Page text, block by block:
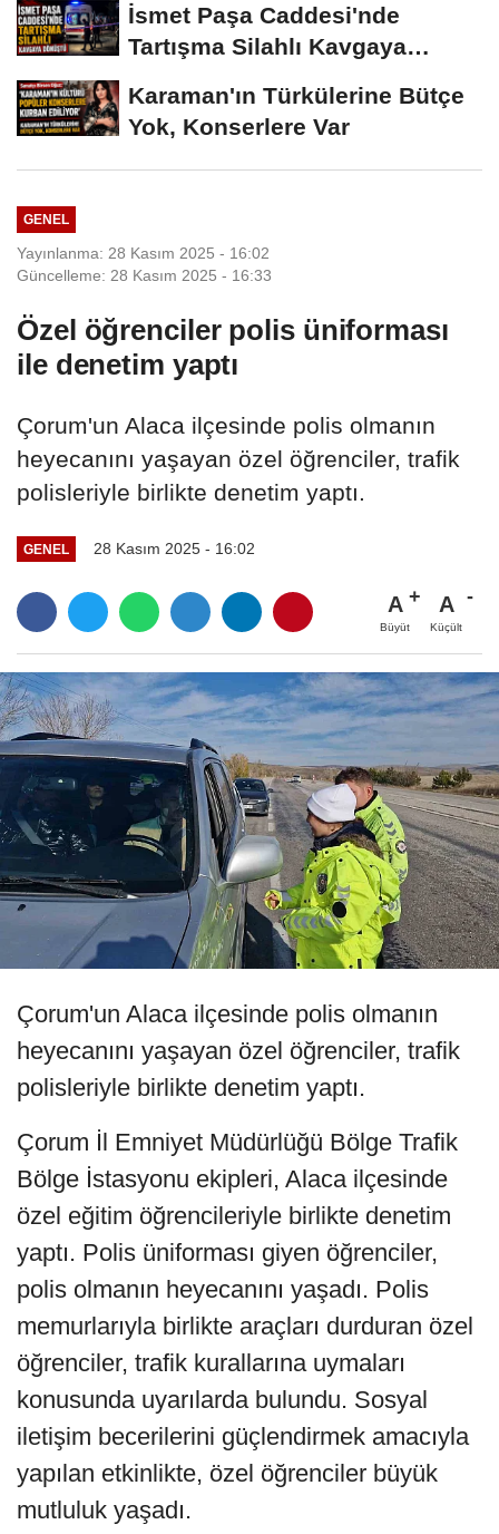
İsmet Paşa Caddesi'nde
Tartışma Silahlı Kavgaya
Karaman'ın Türkülerine Bütçe
Yok, Konserlere Var
GENEL
Yayınlanma: 28 Kasım 2025 - 16:02
Güncelleme: 28 Kasım 2025 - 16:33
Özel öğrenciler polis üniforması
ile denetim yaptı
Çorum'un Alaca ilçesinde polis olmanın
heyecanını yaşayan özel öğrenciler, trafik
polisleriyle birlikte denetim yaptı.
GENEL 28 Kasım 2025 - 16:02
A
Büyüt
A
Küçült
Çorum'un Alaca ilçesinde polis olmanın
heyecanını yaşayan özel öğrenciler, trafik
polisleriyle birlikte denetim yaptı.
Çorum İl Emniyet Müdürlüğü Bölge Trafik
Bölge İstasyonu ekipleri, Alaca ilçesinde
özel eğitim öğrencileriyle birlikte denetim
yaptı. Polis üniforması giyen öğrenciler,
polis olmanın heyecanını yaşadı. Polis
memurlarıyla birlikte araçları durduran özel
öğrenciler, trafik kurallarına uymaları
konusunda uyarılarda bulundu. Sosyal
iletişim becerilerini güçlendirmek amacıyla
yapılan etkinlikte, özel öğrenciler büyük
mutluluk yaşadı.